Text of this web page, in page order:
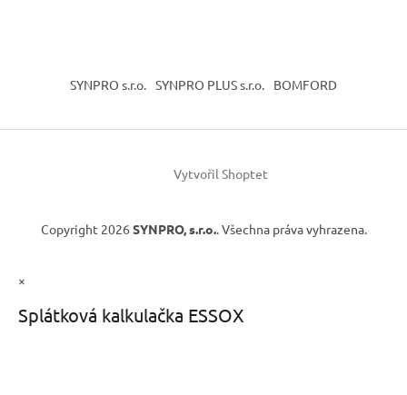
SYNPRO s.r.o. SYNPRO PLUS s.r.o. BOMFORD
Vytvořil Shoptet
Copyright 2026 SYNPRO, s.r.o.. Všechna práva vyhrazena.
×
Splátková kalkulačka ESSOX